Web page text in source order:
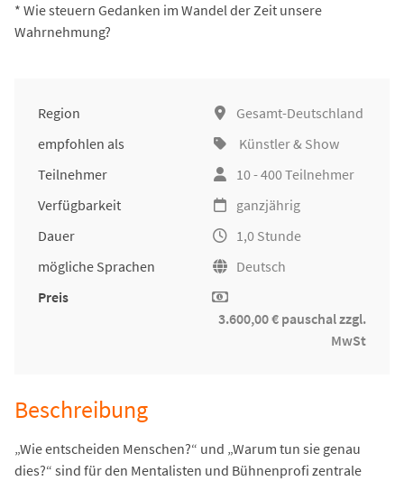
* Wie steuern Gedanken im Wandel der Zeit unsere
Wahrnehmung?
Region
Gesamt-Deutschland
empfohlen als
Künstler & Show
Teilnehmer
10 - 400 Teilnehmer
Verfügbarkeit
ganzjährig
Dauer
1,0 Stunde
mögliche Sprachen
Deutsch
Preis
3.600,00 € pauschal zzgl.
MwSt
Beschreibung
„Wie entscheiden Menschen?“ und „Warum tun sie genau
dies?“ sind für den Mentalisten und Bühnenprofi zentrale